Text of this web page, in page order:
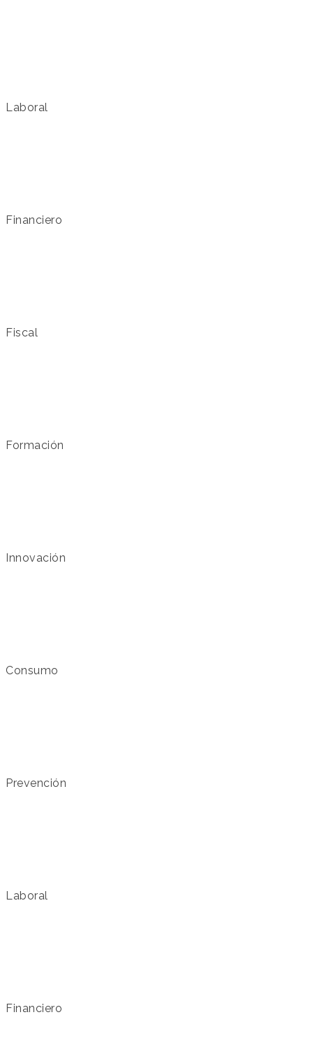
Laboral
Financiero
Fiscal
Formación
Innovación
Consumo
Prevención
Laboral
Financiero